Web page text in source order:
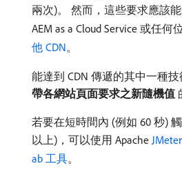
兩次)。 然而，這些要求應該
AEM as a Cloud Service 或任何
他 CDN。
能達到 CDN 傳遞的其中一種
帶各網站頁面要求之新隨機值
若要在短時間內 (例如 60 秒)
以上)，可以使用 Apache JMeter
ab 工具。